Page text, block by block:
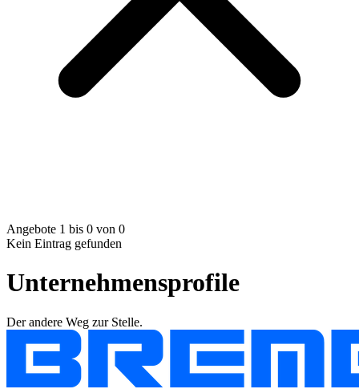
Angebote 1 bis 0 von 0
Kein Eintrag gefunden
Unternehmensprofile
Der andere Weg zur Stelle.